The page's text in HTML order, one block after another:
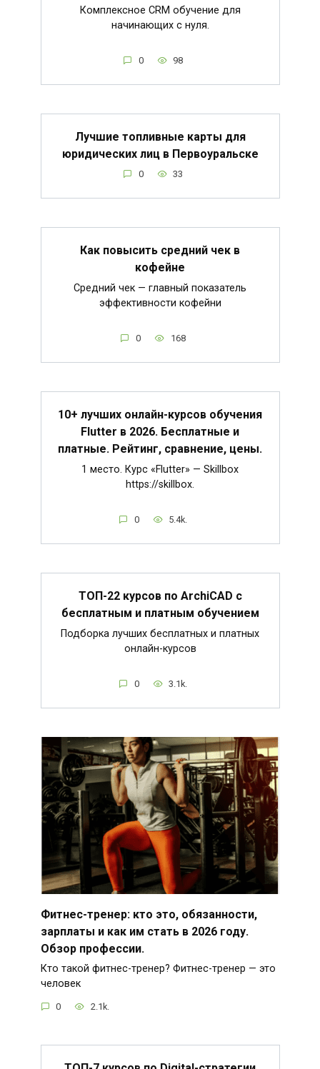
Комплексное CRM обучение для
начинающих с нуля.
0 98
Лучшие топливные карты для
юридических лиц в Первоуральске
0 33
Как повысить средний чек в
кофейне
Средний чек — главный показатель
эффективности кофейни
0 168
10+ лучших онлайн-курсов обучения
Flutter в 2026. Бесплатные и
платные. Рейтинг, сравнение, цены.
1 место. Курс «Flutter» — Skillbox
https://skillbox.
0 5.4k.
ТОП-22 курсов по ArchiCAD с
бесплатным и платным обучением
Подборка лучших бесплатных и платных
онлайн-курсов
0 3.1k.
Фитнес-тренер: кто это, обязанности,
зарплаты и как им стать в 2026 году.
Обзор профессии.
Кто такой фитнес-тренер? Фитнес-тренер — это
человек
0 2.1k.